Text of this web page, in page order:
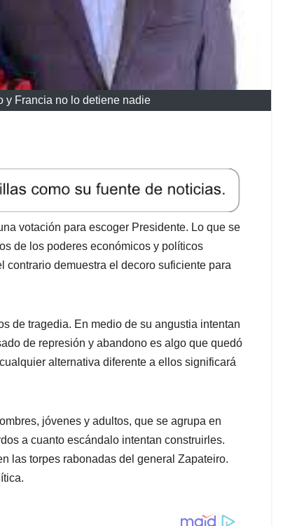
y Francia no lo detiene nadie
votación para escoger Presidente. Lo que se
de los poderes económicos y políticos
contrario demuestra el decoro suficiente para
de tragedia. En medio de su angustia intentan
de represión y abandono es algo que quedó
alternativa diferente a ellos significará
jóvenes y adultos, que se agrupa en
a cuanto escándalo intentan construirles.
las torpes rabonadas del general Zapateiro.